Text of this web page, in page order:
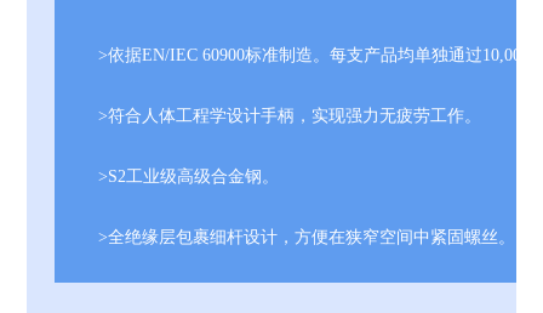
>依据EN/IEC 60900标准制造。每支产品均单独通过
>符合人体工程学设计手柄，实现强力无疲劳工作。
>S2工业级高级合金钢。
>全绝缘层包裹细杆设计，方便在狭窄空间中紧固螺丝。